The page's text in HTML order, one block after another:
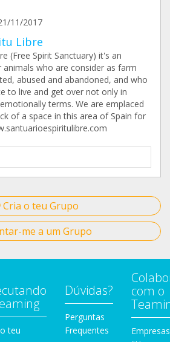
11/2017
Libre
(Free Spirit Sanctuary) it's an
who are consider as farm
abused and abandoned, and who
to live and get over not only in
terms. We are emplaced
of a space in this area of Spain for
Cria o teu Grupo
me a um Grupo
teu
Dúvidas?
Perguntas
Frequentes
com o
Empresas